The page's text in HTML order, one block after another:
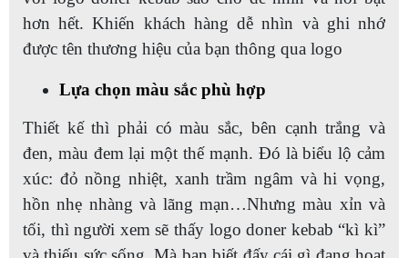
hơn hết. Khiến khách hàng dễ nhìn và ghi nhớ
được tên thương hiệu của bạn thông qua logo
Lựa chọn màu sắc phù hợp
Thiết kế thì phải có màu sắc, bên cạnh trắng và
đen, màu đem lại một thế mạnh. Đó là biểu lộ cảm
xúc: đỏ nồng nhiệt, xanh trầm ngâm và hi vọng,
hồn nhẹ nhàng và lãng mạn…Nhưng màu xỉn và
tối, thì người xem sẽ thấy logo doner kebab “kì kì”